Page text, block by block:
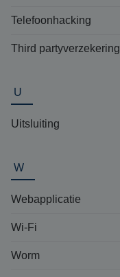
Telefoonhacking
Third partyverzekering
U
Uitsluiting
W
Webapplicatie
Wi-Fi
Worm